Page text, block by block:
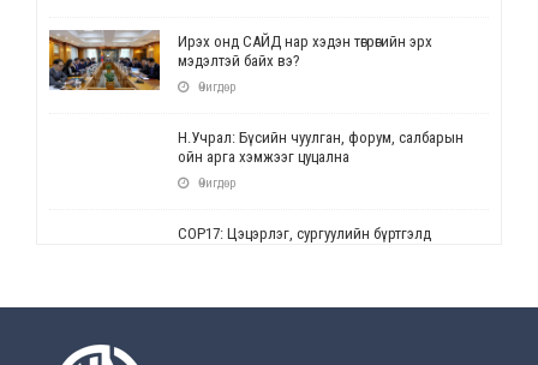
Ирэх онд САЙД нар хэдэн төгрөгийн эрх
мэдэлтэй байх вэ?
Өчигдөр
Н.Учрал: Бүсийн чуулган, форум, салбарын
ойн арга хэмжээг цуцална
Өчигдөр
СОР17: Цэцэрлэг, сургуулийн бүртгэлд